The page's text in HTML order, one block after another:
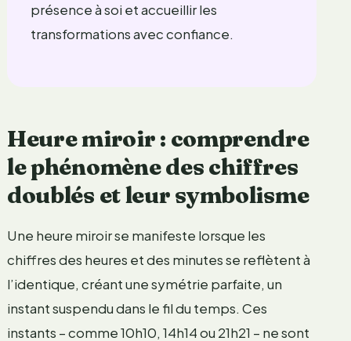
présence à soi et accueillir les
transformations avec confiance.
Heure miroir : comprendre
le phénomène des chiffres
doublés et leur symbolisme
Une heure miroir se manifeste lorsque les
chiffres des heures et des minutes se reflètent à
l’identique, créant une symétrie parfaite, un
instant suspendu dans le fil du temps. Ces
instants – comme 10h10, 14h14 ou 21h21 – ne sont